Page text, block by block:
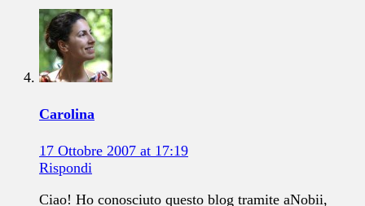
Carolina
17 Ottobre 2007 at 17:19
Rispondi
Ciao! Ho conosciuto questo blog tramite aNobii,